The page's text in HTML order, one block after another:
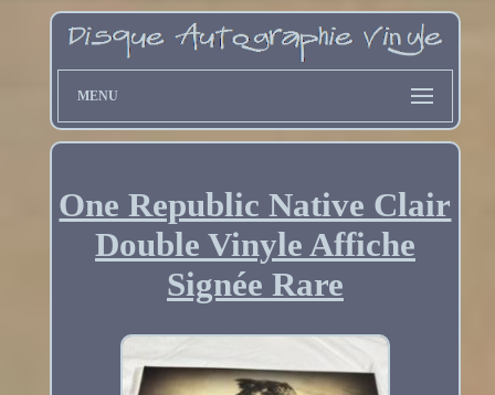
MENU
One Republic Native Clair
Double Vinyle Affiche
Signée Rare